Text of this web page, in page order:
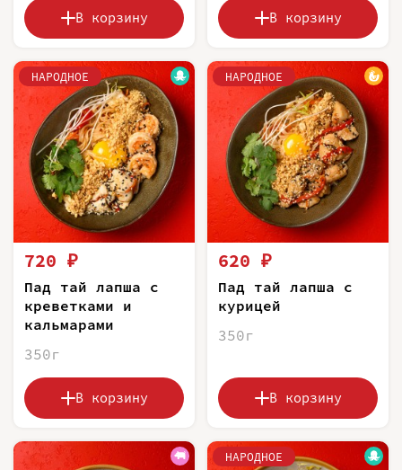
В корзину В корзину
НАРОДНОЕ
720 ₽
Пад тай лапша с
креветками и
кальмарами
350г
В корзину
НАРОДНОЕ
620 ₽
Пад тай лапша с
курицей
350г
В корзину
НАРОДНОЕ